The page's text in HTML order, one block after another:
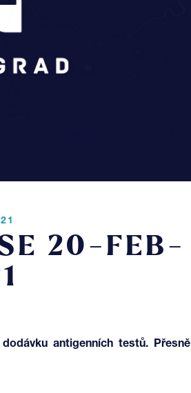
20-FEB-
antigenních testů. Přesně